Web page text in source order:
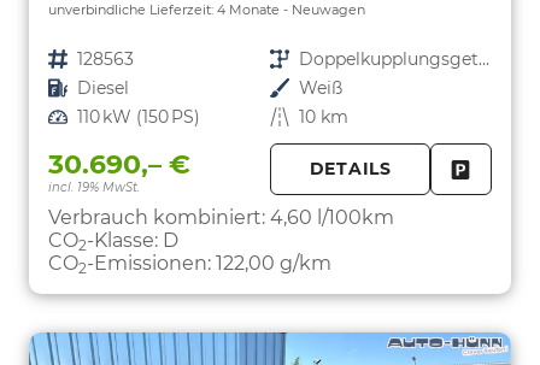
unverbindliche Lieferzeit: 4 Monate Neuwagen
Fahrzeugnr. 128563 Getriebe
Doppelkupplungsgetriebe (DSG)
Kraftstoff Diesel Außenfarbe Weiß
Leistung 110 kW (150 PS) Kilometerstand 10 km
30.690,– €
incl. 19% MwSt.
DETAILS
Verbrauch kombiniert: 4,60 l/100km
CO2-Klasse: D
CO2-Emissionen: 122,00 g/km